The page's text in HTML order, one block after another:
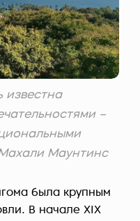
известна
–
Маунтинс
была крупным
В начале XIX